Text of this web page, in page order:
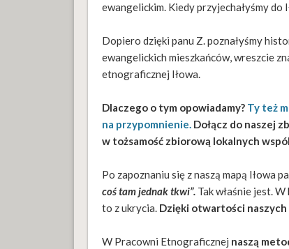
ewangelickim. Kiedy przyjechałyśmy do
Dopiero dzięki panu Z. poznałyśmy
ewangelickich mieszkańców, wreszcie
etnograficznej Iłowa.
Dlaczego o tym opowiadamy? Ty też
na przypomnienie.Dołącz do naszej
w tożsamość zbiorową lokalnych
Po zapoznaniu się z naszą mapą Iłowa
coś tam jednak tkwi”.Tak właśnie jest.
to z ukrycia. Dzięki otwartości
W Pracowni Etnograficznej naszą